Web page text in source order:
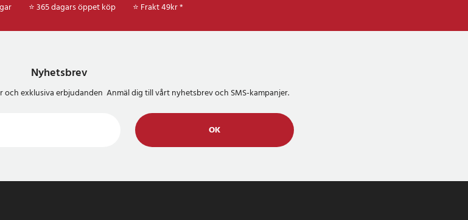
⭐ 365 dagars öppet köp ⭐ Frakt 49kr *
Nyhetsbrev
exklusiva erbjudanden Anmäl dig till vårt nyhetsbrev och SMS-kampanjer.
OK